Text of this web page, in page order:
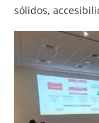
sólidos,